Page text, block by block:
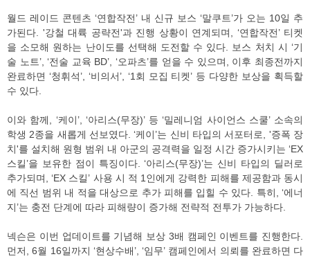
월드 레이드 콘텐츠 ‘연합작전’ 내 신규 보스 ‘말쿠트’가 오는 10일 추
가된다. '강철 대륙 공략전'과 진행 상황이 연계되며, ‘연합작전’ 티켓
을 소모해 원하는 난이도를 선택해 도전할 수 있다. 보스 처치 시 ‘기
술 노트’, ‘전술 교육 BD’, ‘오파츠’를 얻을 수 있으며, 이후 최종전까지
완료하면 ‘청휘석’, ‘비의서’, ‘1회 모집 티켓’ 등 다양한 보상을 획득할
수 있다.
이와 함께, ‘케이’, ‘아리스(무장)’ 등 ‘밀레니엄 사이언스 스쿨’ 소속의
학생 2종을 새롭게 선보였다. ‘케이’는 신비 타입의 서포터로, '증폭 장
치'를 설치해 원형 범위 내 아군의 공격력을 일정 시간 증가시키는 ‘EX
스킬’을 보유한 점이 특징이다. ‘아리스(무장)’는 신비 타입의 딜러로
추가되며, ‘EX 스킬’ 사용 시 적 1인에게 강력한 피해를 제공함과 동시
에 직선 범위 내 적을 대상으로 추가 피해를 입힐 수 있다. 특히, ‘에너
지’는 충전 단계에 따라 피해량이 증가해 전략적 전투가 가능하다.
넥슨은 이번 업데이트를 기념해 보상 3배 캠페인 이벤트를 진행한다.
먼저, 6월 16일까지 ‘현상수배’, ‘임무’ 캠페인에서 의뢰를 완료하면 다